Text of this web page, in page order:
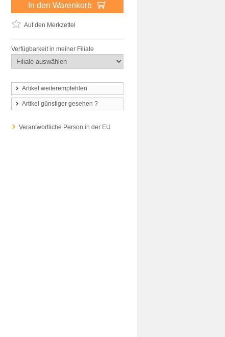
In den Warenkorb
Auf den Merkzettel
Verfügbarkeit in meiner Filiale
Artikel weiterempfehlen
Artikel günstiger gesehen ?
Verantwortliche Person in der EU